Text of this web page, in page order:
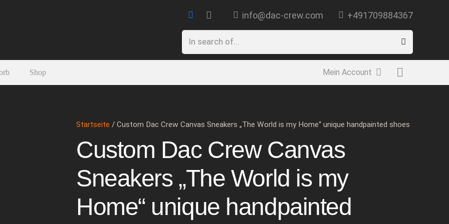
info@dac-crew.com +491709884367
Shop Mein Account
Startseite / Custom Dac Crew Canvas Sneakers „The World is my Home“ unique handpainted shoes
Custom Dac Crew Canvas
Sneakers „The World is my
Home“ unique handpainted